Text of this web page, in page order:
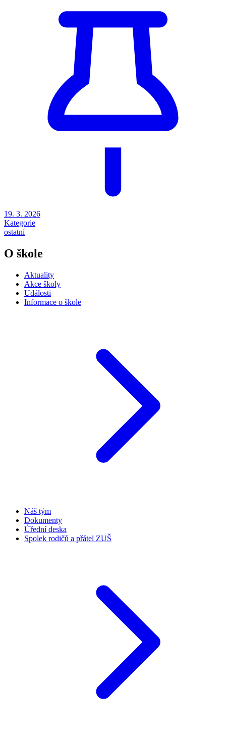
19. 3. 2026
Kategorie
ostatní
O škole
Aktuality
Akce školy
Události
Informace o škole
Náš tým
Dokumenty
Úřední deska
Spolek rodičů a přátel ZUŠ